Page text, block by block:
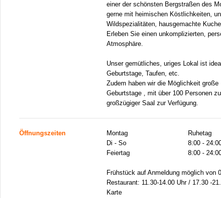
einer der schönsten Bergstraßen des
gerne mit heimischen Köstlichkeiten,
Wildspezialitäten, hausgemachte
Erleben Sie einen unkomplizierten,
Atmosphäre.
Unser gemütliches, uriges Lokal ist
Geburtstage, Taufen, etc.
Zudem haben wir die Möglichkeit
Geburtstage , mit über 100 Personen
großzügiger Saal zur Verfügung.
Öffnungszeiten Montag
Ruhetag
Di - So
8:00 -
Feiertag
8:00 -
Frühstück auf Anmeldung möglich von
Restaurant: 11.30-14.00 Uhr / 17.30 -
Karte